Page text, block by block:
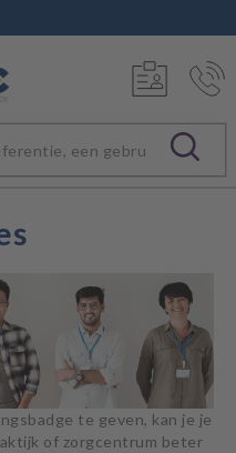
te geven, kan je je
of zorgcentrum beter